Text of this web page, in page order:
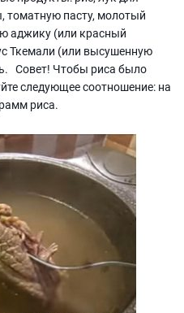
томатную пасту, молотый
аджику (или красный
Ткемали (или высушенную
Совет! Чтобы риса было
следующее соотношение: на
риса.